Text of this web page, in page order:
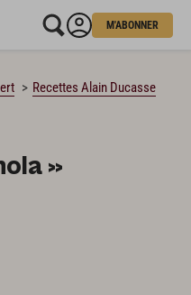
M'ABONNER
Recettes Alain Ducasse
»